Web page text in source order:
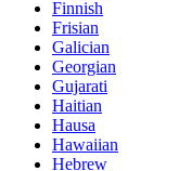
Finnish
Frisian
Galician
Georgian
Gujarati
Haitian
Hausa
Hawaiian
Hebrew